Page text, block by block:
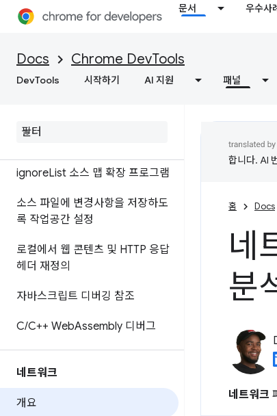
문서 우수사
Docs Chrome DevTools
DevTools 시작하기 AI 지원 패널
개요
중단점을 사용하여 코드 일시중지
소스 맵으로 배포하는 대신 원본
ignoreList 소스 맵 확장 프로그램
소스 파일에 변경사항을 저장하도
록 작업공간 설정
로컬에서 웹 콘텐츠 및 HTTP 응답
헤더 재정의
자바스크립트 디버깅 참조
C/C++ WebAssembly 디버그
네트워크
개요
합니다. AI
홈 Docs
네
분
네트워크